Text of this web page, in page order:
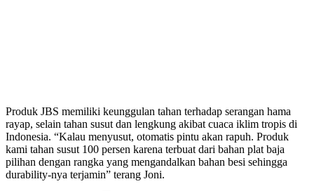
Produk JBS memiliki keunggulan tahan terhadap serangan hama
rayap, selain tahan susut dan lengkung akibat cuaca iklim tropis di
Indonesia. “Kalau menyusut, otomatis pintu akan rapuh. Produk
kami tahan susut 100 persen karena terbuat dari bahan plat baja
pilihan dengan rangka yang mengandalkan bahan besi sehingga
durability-nya terjamin” terang Joni.